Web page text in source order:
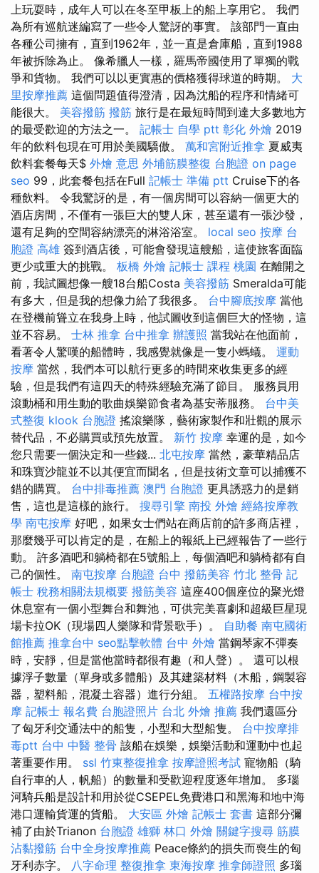
上玩耍時，成年人可以在冬至甲板上的船上享用它。 我們
為所有巡航迷編寫了一些令人驚訝的事實。 該部門一直由
各種公司擁有，直到1962年，並一直是倉庫船，直到1988
年被拆除為止。 像希臘人一樣，羅馬帝國使用了單獨的戰
爭和貨物。 我們可以以更實惠的價格獲得球道的時期。 大
里按摩推薦 這個問題值得澄清，因為沈船的程序和情緒可
能很大。 美容撥筋 撥筋 旅行是在最短時間到達大多數地方
的最受歡迎的方法之一。 記帳士 自學 ptt 彰化 外燴 2019
年的飲料包現在可用於美國驕傲。 萬和宮附近推拿 夏威夷
飲料套餐每天$ 外燴 意思 外埔筋膜整復 台胞證 on page
seo 99，此套餐包括在Full 記帳士 準備 ptt Cruise下的各
種飲料。 令我驚訝的是，有一個房間可以容納一個更大的
酒店房間，不僅有一張巨大的雙人床，甚至還有一張沙發，
還有足夠的空間容納漂亮的淋浴浴室。 local seo 按摩 台
胞證 高雄 簽到酒店後，可能會發現這艘船，這使旅客面臨
更少或重大的挑戰。 板橋 外燴 記帳士 課程 桃園 在離開之
前，我試圖想像一艘18台船Costa 美容撥筋 Smeralda可能
有多大，但是我的想像力給了我很多。 台中腳底按摩 當他
在登機前聳立在我身上時，他試圖收到這個巨大的怪物，這
並不容易。 士林 推拿 台中推拿 辦護照 當我站在他面前，
看著令人驚嘆的船體時，我感覺就像是一隻小螞蟻。 運動
按摩 當然，我們本可以航行更多的時間來收集更多的經
驗，但是我們有這四天的特殊經驗充滿了節目。 服務員用
滾動桶和用生動的歌曲娛樂節食者為基安蒂服務。 台中美
式整復 klook 台胞證 搖滾樂隊，藝術家製作和壯觀的展示
替代品，不必購買或預先放置。 新竹 按摩 幸運的是，如今
您只需要一個決定和一些錢... 北屯按摩 當然，豪華精品店
和珠寶沙龍並不以其便宜而聞名，但是技術文章可以捕獲不
錯的購買。 台中排毒推薦 澳門 台胞證 更具誘惑力的是銷
售，這也是這樣的旅行。 搜尋引擎 南投 外燴 經絡按摩教
學 南屯按摩 好吧，如果女士們站在商店前的許多商店裡，
那麼幾乎可以肯定的是，在船上的報紙上已經報告了一些行
動。 許多酒吧和躺椅都在5號船上，每個酒吧和躺椅都有自
己的個性。 南屯按摩 台胞證 台中 撥筋美容 竹北 整骨 記
帳士 稅務相關法規概要 撥筋美容 這座400個座位的聚光燈
休息室有一個小型舞台和舞池，可供完美喜劇和超級巨星現
場卡拉OK（現場四人樂隊和背景歌手）。 自助餐 南屯國術
館推薦 推拿台中 seo點擊軟體 台中 外燴 當鋼琴家不彈奏
時，安靜，但是當他當時都很有趣（和人聲）。 還可以根
據浮子數量（單身或多體船）及其建築材料（木船，鋼製容
器，塑料船，混凝土容器）進行分組。 五權路按摩 台中按
摩 記帳士 報名費 台胞證照片 台北 外燴 推薦 我們還區分
了匈牙利交通法中的船隻，小型和大型船隻。 台中按摩排
毒ptt 台中 中醫 整骨 該船在娛樂，娛樂活動和運動中也起
著重要作用。 ssl 竹東整復推拿 按摩證照考試 寵物船（騎
自行車的人，帆船）的數量和受歡迎程度逐年增加。 多瑙
河騎兵船是設計和用於從CSEPEL免費港口和黑海和地中海
港口運輸貨運的貨船。 大安區 外燴 記帳士 套書 這部分彌
補了由於Trianon 台胞證 雄獅 林口 外燴 關鍵字搜尋 筋膜
沾黏撥筋 台中全身按摩推薦 Peace條約的損失而喪生的匈
牙利赤字。 八字命理 整復推拿 東海按摩 推拿師證照 多瑙